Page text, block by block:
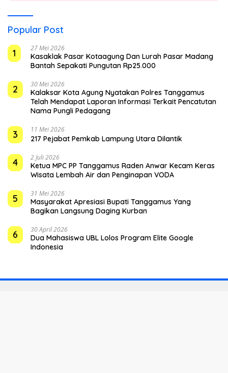
Popular Post
1
27 Mei 2026
Kasaklak Pasar Kotaagung Dan Lurah Pasar Madang
Bantah Sepakati Pungutan Rp25.000
2 30 Mei 2026
Kalaksar Kota Agung Nyatakan Polres Tanggamus
Telah Mendapat Laporan Informasi Terkait Pencatutan
Nama Pungli Pedagang
3 11 Mei 2026
217 Pejabat Pemkab Lampung Utara Dilantik
4 2 Juli 2026
Ketua MPC PP Tanggamus Raden Anwar Kecam Keras
Wisata Lembah Air dan Penginapan VODA
5 31 Mei 2026
Masyarakat Apresiasi Bupati Tanggamus Yang
Bagikan Langsung Daging Kurban
6 30 April 2026
Dua Mahasiswa UBL Lolos Program Elite Google
Indonesia